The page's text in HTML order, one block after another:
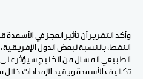
وأكد التقرير أن تأثير العجز في
النفط، بالنسبة لبعض الدول
الطبيعي المسال من الخليج سيؤثر على
تكاليف الأسمدة ويقيد الإمدادات